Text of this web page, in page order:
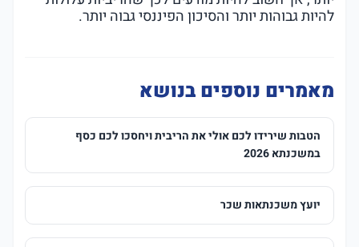
להיות גבוהות יותר והסיכון הפיננסי גבוה יותר.
מאמרים נוספים בנושא
הטבות שירידו לכם אולי את הריבית ויחסכו לכם כסף
במשכנתא 2026
יועץ משכנתאות שכר